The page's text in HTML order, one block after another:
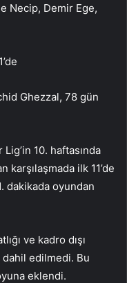
Necip, Demir Ege,
Ghezzal, 78 gün
10. haftasında
karşılaşmada ilk 11’de
dakikada oyundan
ve kadro dışı
dahil edilmedi. Bu
eklendi.